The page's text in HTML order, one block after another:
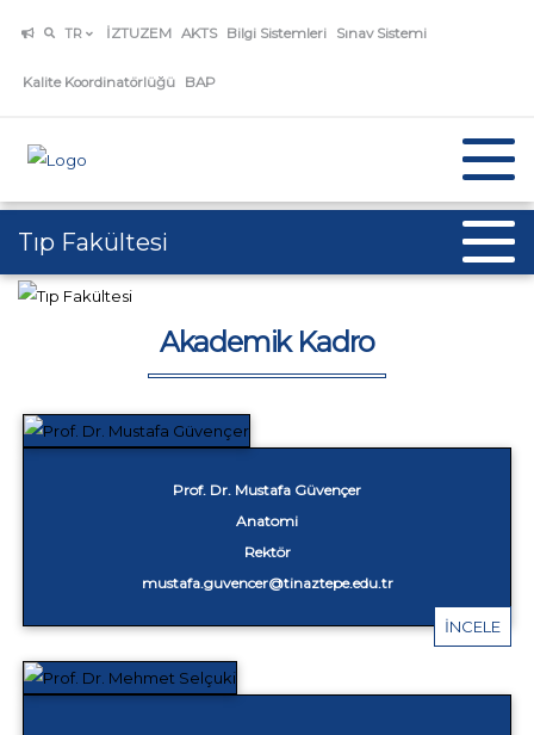
TR İZTUZEM AKTS Bilgi Sistemleri Sınav Sistemi
Kalite Koordinatörlüğü BAP
Tıp Fakültesi
Akademik Kadro
Prof. Dr. Mustafa Güvençer
Anatomi
Rektör
mustafa.guvencer@tinaztepe.edu.tr
İNCELE